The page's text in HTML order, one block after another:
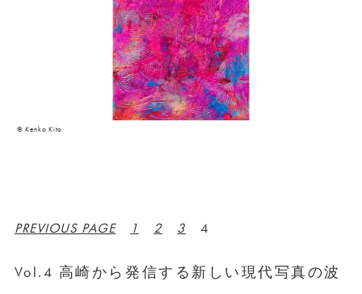
© Kenko Kito
PREVIOUS PAGE 1 2 3 4
Vol.4 高崎から発信する新しい現代写真の波